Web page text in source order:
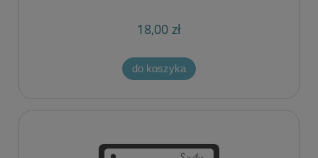
18,00 zł
do koszyka